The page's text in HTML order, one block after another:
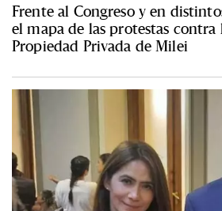
Frente al Congreso y en
el mapa de las protestas contra
Propiedad Privada de Milei